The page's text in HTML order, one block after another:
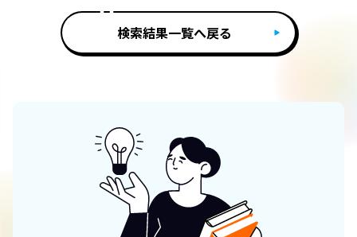
検索結果一覧へ戻る